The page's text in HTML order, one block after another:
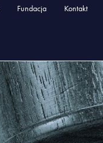
Fundacja Kontakt